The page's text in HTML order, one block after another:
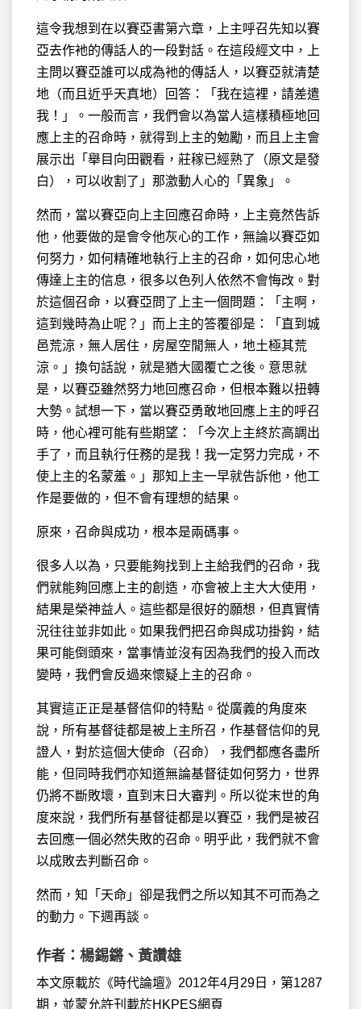
這令我想到在以賽亞書第六章，上主呼召先知以賽
亞去作衪的傳話人的一段對話。在這段經文中，上
主問以賽亞誰可以成為衪的傳話人，以賽亞就清楚
地（而且近乎天真地）回答：「我在這裡，請差遣
我！」。一般而言，我們會以為當人這樣積極地回
應上主的召命時，就得到上主的勉勵，而且上主會
展示出「舉目向田觀看，莊稼已經熟了（原文是發
白），可以收割了」那激動人心的「異象」。
然而，當以賽亞向上主回應召命時，上主竟然告訴
他，他要做的是會令他灰心的工作，無論以賽亞如
何努力，如何精確地執行上主的召命，如何忠心地
傳達上主的信息，很多以色列人依然不會悔改。對
於這個召命，以賽亞問了上主一個問題：「主啊，
這到幾時為止呢？」而上主的答覆卻是：「直到城
邑荒涼，無人居住，房屋空閒無人，地土極其荒
涼。」換句話說，就是猶大國覆亡之後。意思就
是，以賽亞雖然努力地回應召命，但根本難以扭轉
大勢。試想一下，當以賽亞勇敢地回應上主的呼召
時，他心裡可能有些期望：「今次上主終於高調出
手了，而且執行任務的是我！我一定努力完成，不
使上主的名蒙羞。」那知上主一早就告訴他，他工
作是要做的，但不會有理想的結果。
原來，召命與成功，根本是兩碼事。
很多人以為，只要能夠找到上主給我們的召命，我
們就能夠回應上主的創造，亦會被上主大大使用，
結果是榮神益人。這些都是很好的願想，但真實情
況往往並非如此。如果我們把召命與成功掛鈎，結
果可能倒頭來，當事情並沒有因為我們的投入而改
變時，我們會反過來懷疑上主的召命。
其實這正正是基督信仰的特點。從廣義的角度來
說，所有基督徒都是被上主所召，作基督信仰的見
證人，對於這個大使命（召命），我們都應各盡所
能，但同時我們亦知道無論基督徒如何努力，世界
仍將不斷敗壞，直到末日大審判。所以從末世的角
度來說，我們所有基督徒都是以賽亞，我們是被召
去回應一個必然失敗的召命。明乎此，我們就不會
以成敗去判斷召命。
然而，知「天命」卻是我們之所以知其不可而為之
的動力。下週再談。
作者：楊錫鏘、黃讚雄
本文原載於《時代論壇》2012年4月29日，第1287
期，並蒙允許刊載於HKPES網頁